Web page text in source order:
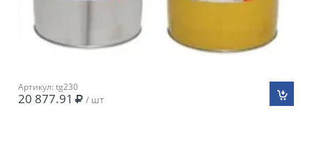
Артикул: tg230
20 877.91 / шт